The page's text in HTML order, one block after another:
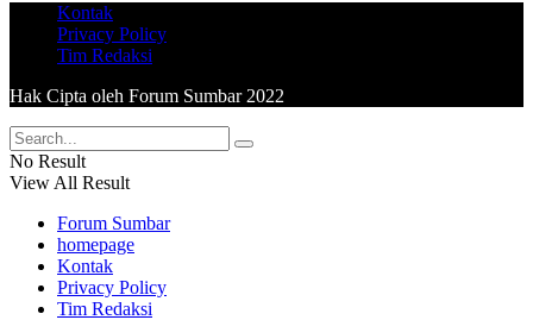
Kontak
Privacy Policy
Tim Redaksi
Hak Cipta oleh Forum Sumbar 2022
No Result
View All Result
Forum Sumbar
homepage
Kontak
Privacy Policy
Tim Redaksi